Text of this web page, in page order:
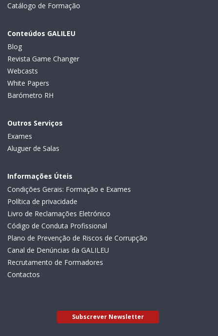
Catálogo de Formação
Conteúdos GALILEU
Blog
Revista Game Changer
Webcasts
White Papers
Barómetro RH
Outros Serviços
Exames
Aluguer de Salas
Informações Úteis
Condições Gerais: Formação e Exames
Política de privacidade
Livro de Reclamações Eletrónico
Código de Conduta Profissional
Plano de Prevenção de Riscos de Corrupção
Canal de Denúncias da GALILEU
Recrutamento de Formadores
Contactos
Subscrever Newsletter